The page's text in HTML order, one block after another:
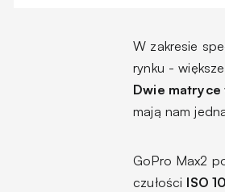
W zakresie
rynku -
Dwie matryce
mają nam
GoPro Max2
czułości ISO